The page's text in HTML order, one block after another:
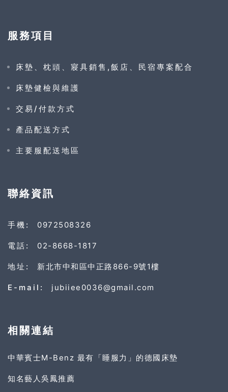
服務項目
床墊、枕頭、寢具銷售,飯店、民宿專案配合
床墊健檢與維護
交易/付款方式
產品配送方式
主要服配送地區
聯絡資訊
手機: 0972508326
電話: 02-8668-1817
地址: 新北市中和區中正路866-9號1樓
E-mail: jubiiee0036@gmail.com
相關連結
中華賓士M-Benz 最有「睡服力」的德國床墊
知名藝人吳鳳推薦